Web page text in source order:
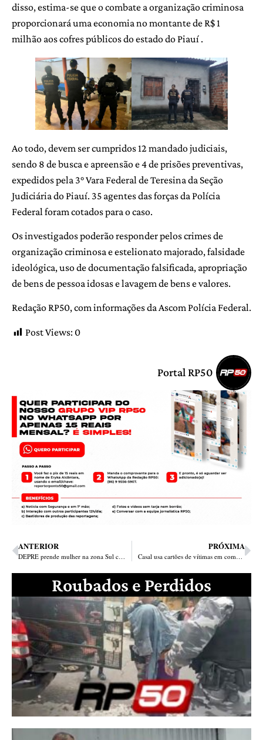
disso, estima-se que o combate a organização criminosa
proporcionará uma economia no montante de R$ 1
milhão aos cofres públicos do estado do Piauí .
Ao todo, devem ser cumpridos 12 mandado judiciais,
sendo 8 de busca e apreensão e 4 de prisões preventivas,
expedidos pela 3° Vara Federal de Teresina da Seção
Judiciária do Piauí. 35 agentes das forças da Polícia
Federal foram cotados para o caso.
Os investigados poderão responder pelos crimes de
organização criminosa e estelionato majorado, falsidade
ideológica, uso de documentação falsificada, apropriação
de bens de pessoa idosas e lavagem de bens e valores.
Redação RP50, com informações da Ascom Polícia Federal.
Post Views: 0
Portal RP50
ANTERIOR
DEPRE prende mulher na zona Sul com 1kg de crack e R$ 4 mil
PRÓXIMA
Casal usa cartões de vítimas em compras e é preso no Mocambinho
Roubados e Perdidos